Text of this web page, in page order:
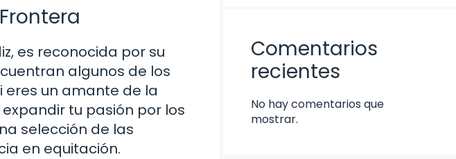
es reconocida por su
algunos de los
eres un amante de la
tu pasión por los
selección de las
en equitación.
Comentarios
recientes
No hay comentarios que
mostrar.